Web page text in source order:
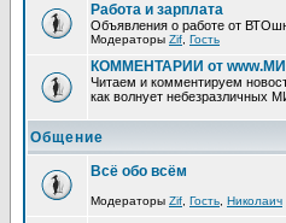
Работа и зарплата
Объявления о работе от
Модераторы Zif Гость
КОММЕНТАРИИ от
Читаем и комментируем
как волнует небезразличных
Общение
Всё обо всём
Модераторы Zif Гость Николаич